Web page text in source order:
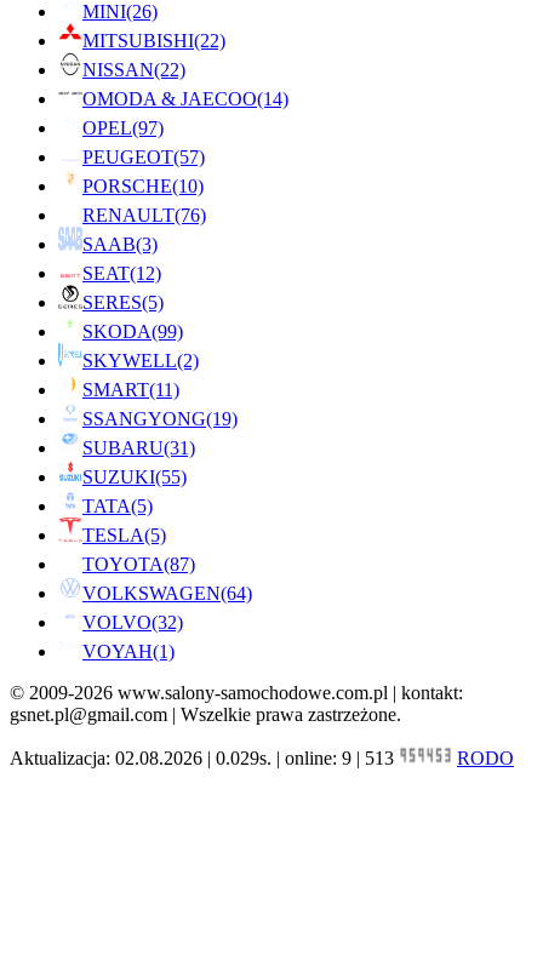
MINI(26)
MITSUBISHI(22)
NISSAN(22)
OMODA & JAECOO(14)
OPEL(97)
PEUGEOT(57)
PORSCHE(10)
RENAULT(76)
SAAB(3)
SEAT(12)
SERES(5)
SKODA(99)
SKYWELL(2)
SMART(11)
SSANGYONG(19)
SUBARU(31)
SUZUKI(55)
TATA(5)
TESLA(5)
TOYOTA(87)
VOLKSWAGEN(64)
VOLVO(32)
VOYAH(1)
© 2009-2026 www.salony-samochodowe.com.pl | kontakt:
gsnet.pl@gmail.com | Wszelkie prawa zastrzeżone.
Aktualizacja: 02.08.2026 | 0.029s. | online: 9 | 513 RODO